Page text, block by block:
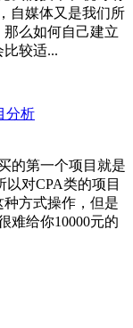
自媒体又是我们所
么如何自己建立
较适...
的第一个项目就是
对CPA类的项目
方式操作，但是
难给你10000元的